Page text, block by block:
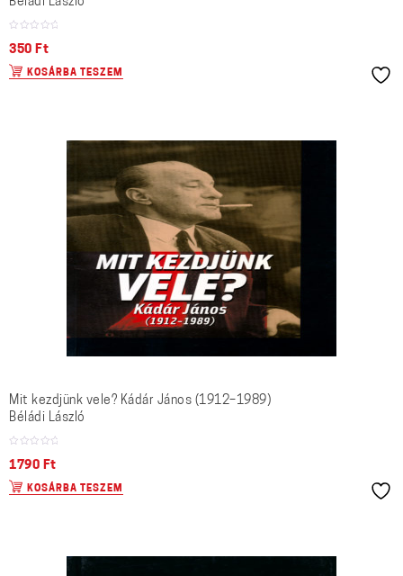
350 Ft
KOSÁRBA TESZEM
Mit kezdjünk vele? Kádár János (1912–1989)
Béládi László
1790 Ft
KOSÁRBA TESZEM